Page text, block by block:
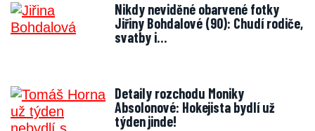
Nikdy neviděné obarvené fotky
Jiřiny Bohdalové (90): Chudí rodiče,
svatby i…
Detaily rozchodu Moniky
Absolonové: Hokejista bydlí už
týden jinde!